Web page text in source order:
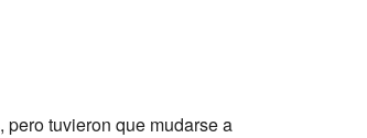
tuvieron que mudarse a